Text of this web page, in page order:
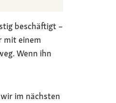
beschäftigt –
mit einem
Wenn ihn
im nächsten